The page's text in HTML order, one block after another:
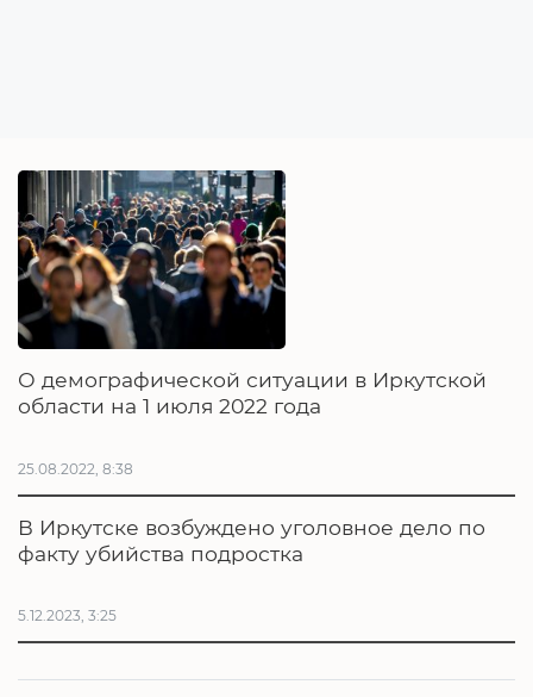
О демографической ситуации в Иркутской
области на 1 июля 2022 года
25.08.2022, 8:38
В Иркутске возбуждено уголовное дело по
факту убийства подростка
5.12.2023, 3:25